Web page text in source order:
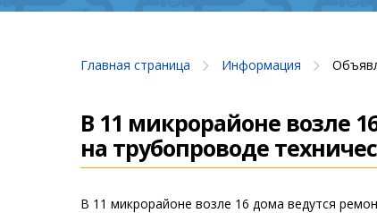
Главная страница Информация
В 11 микрорайоне возле
на трубопроводе
В 11 микрорайоне возле 16 дома ведутся